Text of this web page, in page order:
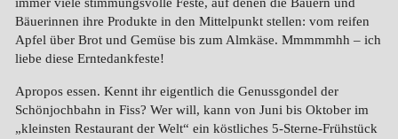
Bäuerinnen ihre Produkte in den Mittelpunkt stellen: vom reifen
Apfel über Brot und Gemüse bis zum Almkäse. Mmmmmhh – ich
liebe diese Erntedankfeste!
Apropos essen. Kennt ihr eigentlich die Genussgondel der
Schönjochbahn in Fiss? Wer will, kann von Juni bis Oktober im
„kleinsten Restaurant der Welt“ ein köstliches 5-Sterne-Frühstück